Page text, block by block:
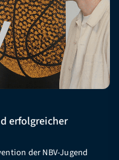
erfolgreicher
der NBV-Jugend